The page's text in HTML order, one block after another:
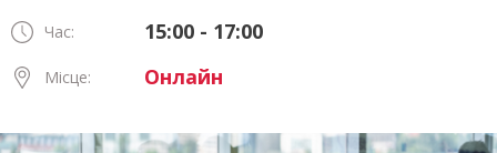
Час: 15:00 - 17:00
Місце: Онлайн